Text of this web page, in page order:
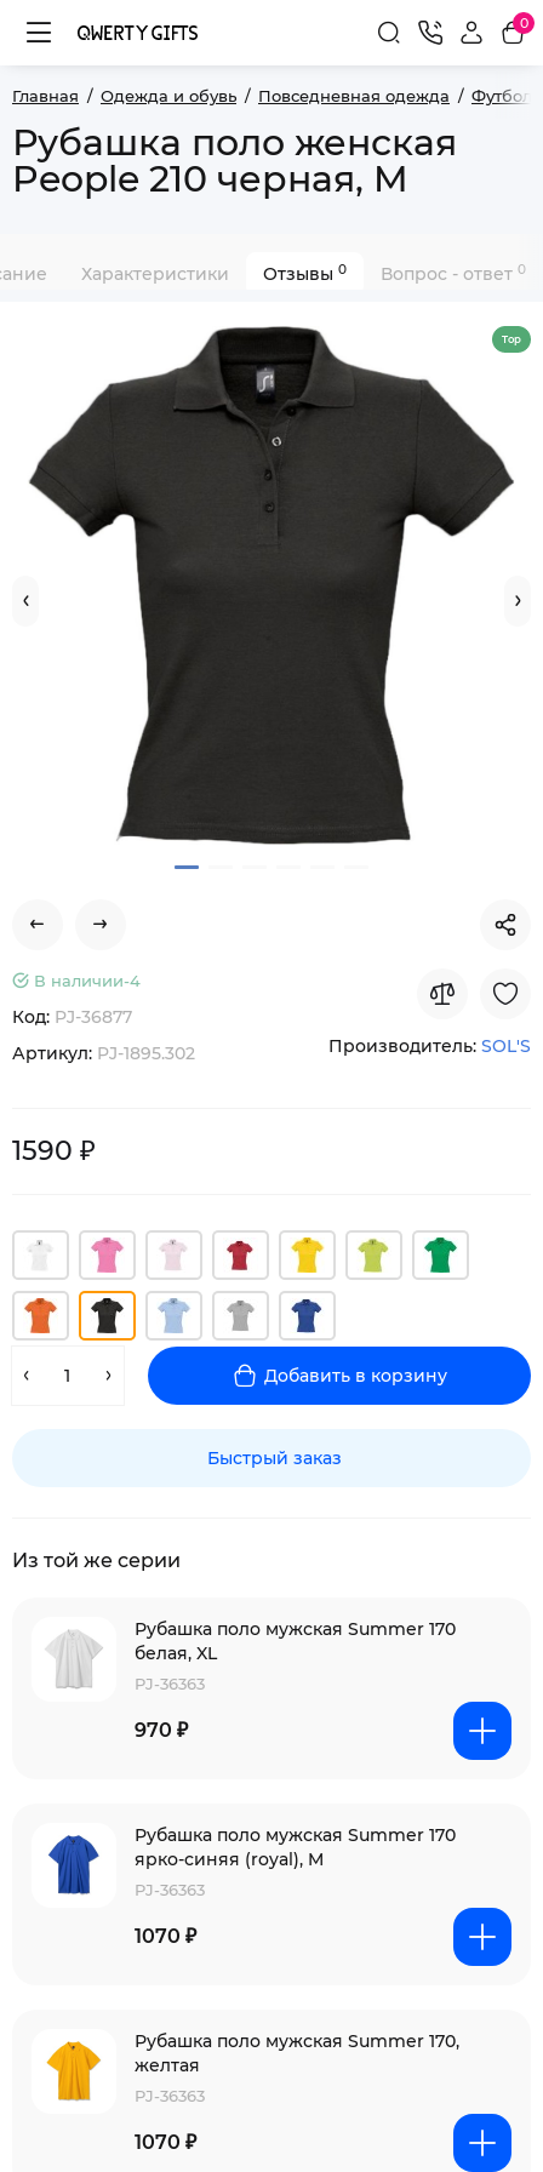
0
Главная Одежда и обувь Повседневная одежда
Рубашка поло женская
People 210 черная, M
Характеристики Отзывы 0 Вопрос - ответ 0
Top
В наличии-4
Код: PJ-36877
Артикул: PJ-1895.302 Производитель: SOL'S
1590 ₽
Добавить в корзину
Быстрый заказ
Из той же серии
Рубашка поло мужская Summer 170
белая, XL
PJ-36363
970 ₽
Рубашка поло мужская Summer 170
ярко-синяя (royal), M
PJ-36363
1070 ₽
Рубашка поло мужская Summer 170,
желтая
PJ-36363
1070 ₽